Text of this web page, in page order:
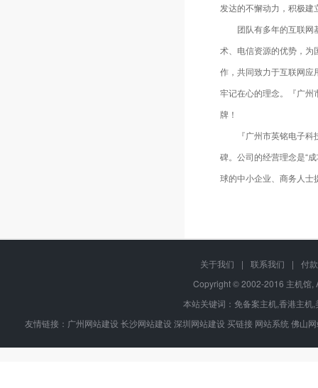
发达的不懈动力，积极
团队有多年的互联网
术、电信资源的优势，为
作，共同致力于互联网应
牢记在心的理念。『广州
牌！
『广州市英铭电子科
碑。公司的经营理念是“
球的中小企业、商务人士
关于我们 | 联系我们 |
付
Copyright © 2002-2016 主机馆
本站关键词： 免备案主机香港主机
友情链接： 广州网站建设 长沙网站建设 深圳网站建设 买链接 网站系统 佛山